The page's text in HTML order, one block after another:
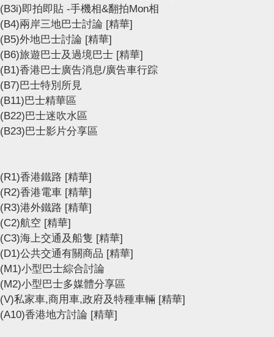
(B3i)即拍即貼 -手機相&翻拍Mon相
(B4)兩岸三地巴士討論 [精華]
(B5)外地巴士討論 [精華]
(B6)旅遊巴士及過境巴士 [精華]
(B1)香港巴士廣告消息/廣告車行踪
(B7)巴士特別所見
(B11)巴士精華區
(B22)巴士迷吹水區
(B23)巴士影片分享區
(R1)香港鐵路 [精華]
(R2)香港電車 [精華]
(R3)港外鐵路 [精華]
(C2)航空 [精華]
(C3)海上交通及船隻 [精華]
(D1)公共交通有關商品 [精華]
(M1)小型巴士綜合討論
(M2)小型巴士多媒體分享區
(V)私家車,商用車,政府及特種車輛 [精華]
(A10)香港地方討論 [精華]